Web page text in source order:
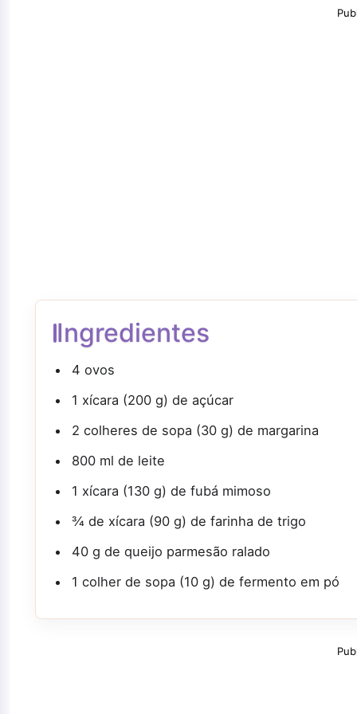
Ingredientes
4 ovos
1 xícara (200 g) de açúcar
2 colheres de sopa (30 g) de margarina
800 ml de leite
1 xícara (130 g) de fubá mimoso
¾ de xícara (90 g) de farinha de trigo
40 g de queijo parmesão ralado
1 colher de sopa (10 g) de fermento em pó